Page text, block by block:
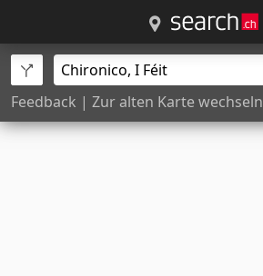
Feedback | Zur alten Karte wechseln